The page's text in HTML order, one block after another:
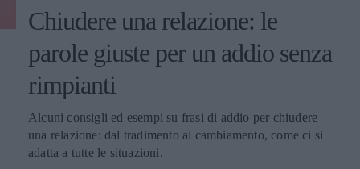
Chiudere una relazione: le
parole giuste per un addio senza
rimpianti
Alcuni consigli ed esempi su frasi di addio per chiudere
una relazione: dal tradimento al cambiamento, come ci si
adatta a tutte le situazioni.